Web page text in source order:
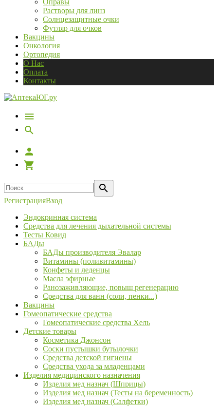
Оправы
Растворы для линз
Солнцезащитные очки
Футляр для очков
Вакцины
Онкология
Ортопедия
О Нас
Оплата
Контакты
РегистрацияВход
Эндокринная система
Средства для лечения дыхательной системы
Тесты Ковид
БАДы
БАДы производителя Эвалар
Витамины (поливитамины)
Конфеты и леденцы
Масла эфирные
Ранозаживляющие, повыш регенерацию
Средства для ванн (соли, пенки...)
Вакцины
Гомеопатические средства
Гомеопатические средства Хель
Детские товары
Косметика Джонсон
Соски пустышки бутылочки
Средства детской гигиены
Средства ухода за младенцами
Изделия медицинского назначения
Изделия мед назнач (Шприцы)
Изделия мед назнач (Тесты на беременность)
Изделия мед назнач (Салфетки)